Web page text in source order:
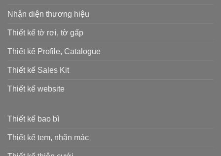
Nhận diện thương hiệu
Thiết kế tờ rơi, tờ gấp
Thiết kế Profile, Catalogue
Thiết kế Sales Kit
Thiết kế website
Thiết kế bao bì
Thiết kế tem, nhãn mác